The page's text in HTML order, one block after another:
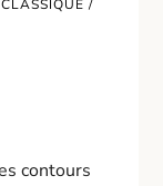
CLASSIQUE /
contours